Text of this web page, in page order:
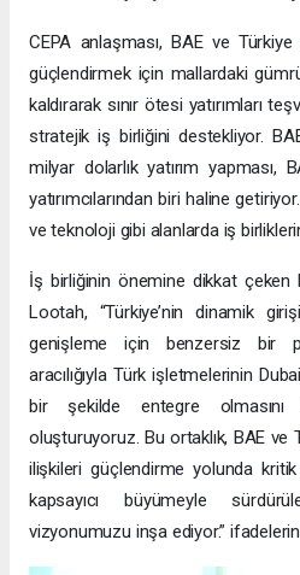
CEPA anlaşması, BAE ve
güçlendirmek için mallardaki
kaldırarak sınır ötesi yatırımları
stratejik iş birliğini destekliyor.
milyar dolarlık yatırım yapması,
yatırımcılarından biri haline
ve teknoloji gibi alanlarda iş
İş birliğinin önemine dikkat çeken
Lootah, “Türkiye’nin dinamik
genişleme için benzersiz bir
aracılığıyla Türk işletmelerinin
bir şekilde entegre
oluşturuyoruz. Bu ortaklık, BAE ve
ilişkileri güçlendirme yolunda
kapsayıcı büyümeyle
vizyonumuzu inşa ediyor.”